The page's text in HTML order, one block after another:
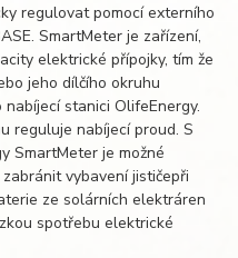
regulovat pomocí externího
SmartMeter je zařízení,
elektrické přípojky, tím že
jeho dílčího okruhu
stanici OlifeEnergy.
reguluje nabíjecí proud. S
SmartMeter je možné
vybavení jističepři
ze solárních elektráren
spotřebu elektrické